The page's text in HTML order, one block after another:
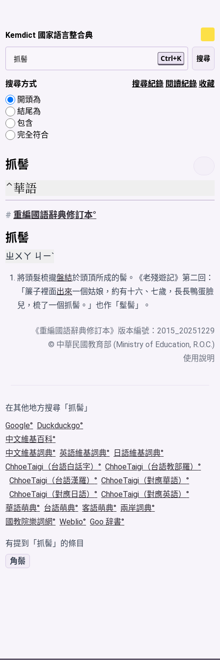
Kemdict 國家語言整合典
Ctrl+K
搜尋方式
開頭為
結尾為
包含
完全符合
搜尋紀錄 閱讀紀錄 收藏
抓髻
華語
# 重編國語辭典修訂本
抓髻
ㄓㄨㄚ ㄐㄧˋ
將頭髮梳攏盤結於頭頂所成的髻。《老殘遊記》第二回：
「簾子裡面出來一個姑娘，約有十六、七歲，長長鴨蛋臉
兒，梳了一個抓髻。」也作「髽髻」。
《重編國語辭典修訂本》版本編號：2015_20251229
© 中華民國教育部 (Ministry of Education, R.O.C.)
使用說明
在其他地方搜尋「抓髻」
Google
Duckduckgo
中文維基百科
中文維基詞典
英語維基詞典
日語維基詞典
ChhoeTaigi（台語白話字）
ChhoeTaigi（台語教部羅）
ChhoeTaigi（台語漢羅）
ChhoeTaigi（對應華語）
ChhoeTaigi（對應日語）
ChhoeTaigi（對應英語）
華語萌典
台語萌典 客語萌典
兩岸詞典
國教院樂詞網
Weblio Goo 辞書
有提到「抓髻」的條目
角鬃